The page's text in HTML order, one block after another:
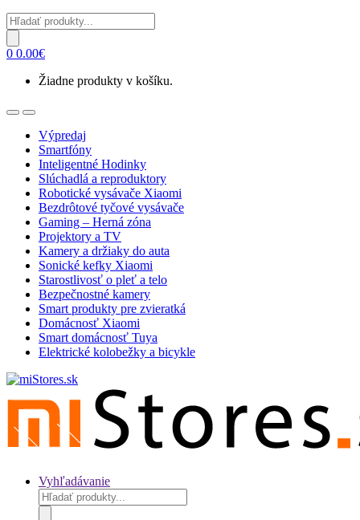
Products
search
0 0.00€
Žiadne produkty v košíku.
OpenClose
Výpredaj
Smartfóny
Inteligentné Hodinky
Slúchadlá a reproduktory
Robotické vysávače Xiaomi
Bezdrôtové tyčové vysávače
Gaming – Herná zóna
Projektory a TV
Kamery a držiaky do auta
Sonické kefky Xiaomi
Starostlivosť o pleť a telo
Bezpečnostné kamery
Smart produkty pre zvieratká
Domácnosť Xiaomi
Smart domácnosť Tuya
Elektrické kolobežky a bicykle
Vyhľadávanie
Products
search